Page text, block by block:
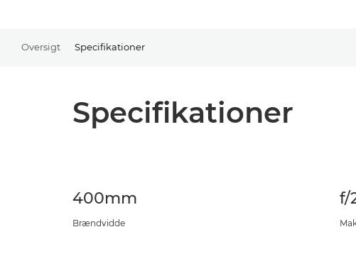
Oversigt Specifikationer
Specifikationer
400mm
Brændvidde
f/